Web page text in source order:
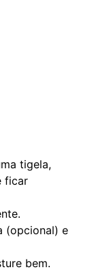
tigela,
ficar
(opcional) e
bem.